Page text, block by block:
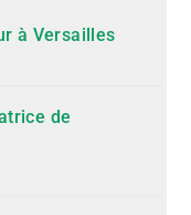
à Versailles
de